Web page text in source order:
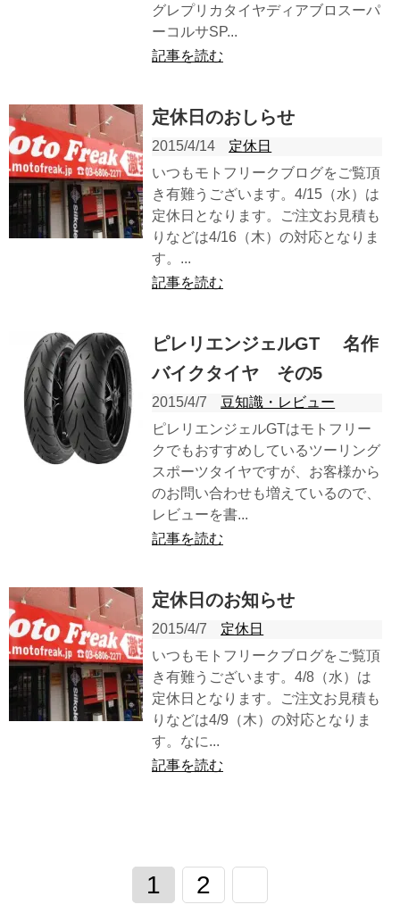
グレプリカタイヤディアブロスーパ
ーコルサSP...
記事を読む
定休日のおしらせ
2015/4/14
定休日
いつもモトフリークブログをご覧頂
き有難うございます。4/15（水）は
定休日となります。ご注文お見積も
りなどは4/16（木）の対応となりま
す。...
記事を読む
ピレリエンジェルGT 名作
バイクタイヤ その5
2015/4/7
豆知識・レビュー
ピレリエンジェルGTはモトフリー
クでもおすすめしているツーリング
スポーツタイヤですが、お客様から
のお問い合わせも増えているので、
レビューを書...
記事を読む
定休日のお知らせ
2015/4/7
定休日
いつもモトフリークブログをご覧頂
き有難うございます。4/8（水）は
定休日となります。ご注文お見積も
りなどは4/9（木）の対応となりま
す。なに...
記事を読む
1 2